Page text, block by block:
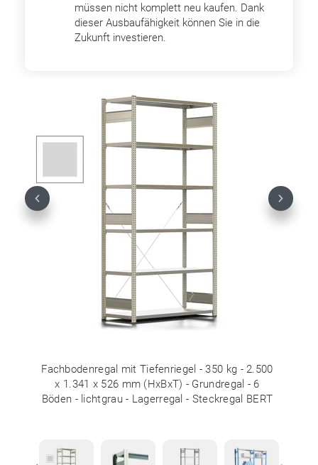
müssen nicht komplett neu kaufen. Dank
dieser Ausbaufähigkeit können Sie in die
Zukunft investieren.
Fachbodenregal mit Tiefenriegel - 350 kg - 2.500
x 1.341 x 526 mm (HxBxT) - Grundregal - 6
Böden - lichtgrau - Lagerregal - Steckregal BERT
Previous Next